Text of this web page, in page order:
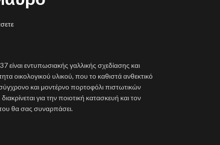
εντυπωσιακής γαλλικής σχεδίασης και
οικολογικού υλικού, που το καθιστά ανθεκτικό
και μοντέρνο πορτοφόλι πιστωτικών
για την ποιοτική κατασκευή και τον
θα σας συναρπάσει.